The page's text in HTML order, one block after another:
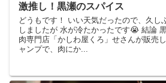
激推し！黒瀬のスパイス
どうもです！ いい天気だったので、久し
しましたが 水が冷たかったです😭 結論
肉専門店「かしわ屋くろ」せさんが販売
ャンプで、肉にか...